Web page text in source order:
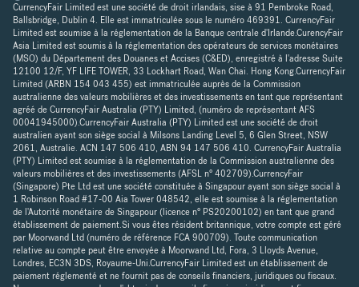
CurrencyFair Limited est une société de droit irlandais, sise à 91 Pembroke Road,
Ballsbridge, Dublin 4. Elle est immatriculée sous le numéro 469391. CurrencyFair
Limited est soumise à la réglementation de la Banque centrale d'Irlande.CurencyFair
Asia Limited est soumis à la réglementation des opérateurs de services monétaires
(MSO) du Département des Douanes et Accises (C&ED), enregistré à l'adresse Suite
12100 12/F, YF LIFE TOWER, 33 Lockhart Road, Wan Chai. Hong Kong.CurrencyFair
Limited (ARBN 154 043 455) est immatriculée auprès de la Commission
australienne des valeurs mobilières et des investissements en tant que représentant
agréé de CurrencyFair Australia (PTY) Limited, (numéro de représentant AFS
00041945000).CurrencyFair Australia (PTY) Limited est une société de droit
australien ayant son siège social à Milsons Landing Level 5, 6 Glen Street, NSW
2061, Australie. ACN 147 506 410, ABN 94 147 506 410. CurrencyFair Australia
(PTY) Limited est soumise à la réglementation de la Commission australienne des
valeurs mobilières et des investissements (AFSL n° 402709).CurrencyFair
(Singapore) Pte Ltd est une société constituée à Singapour ayant son siège social à
1 Robinson Road #17-00 Aia Tower 048542, elle est soumise à la réglementation
de l'Autorité monétaire de Singapour (licence n° PS20200102) en tant que grand
établissement de paiement.Si vous êtes résident britannique, votre compte est géré
par Moorwand Ltd (numéro de référence FCA 900709). Toute communication
relative au compte peut être envoyée à Moorwand Ltd, Fora, 3 Lloyds Avenue,
Londres, EC3N 3DS, Royaume-Uni.CurrencyFair Limited est un établissement de
paiement réglementé et ne fournit pas de conseils financiers, juridiques ou fiscaux.